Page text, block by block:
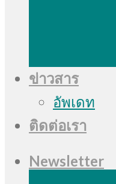
ข่าวสาร
อัพเดท
ติดต่อเรา
Newsletter